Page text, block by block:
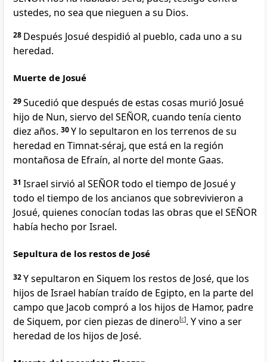
ustedes, no sea que nieguen a su Dios.
28 Después Josué despidió al pueblo, cada uno a su
heredad.
Muerte de Josué
29Sucedió que después de estas cosas murió Josué
hijo de Nun, siervo del SEÑOR, cuando tenía ciento
diez años. 30Y lo sepultaron en los terrenos de su
heredad en Timnat-séraj, que está en la región
montañosa de Efraín, al norte del monte Gaas.
31 Israel sirvió al SEÑOR todo el tiempo de Josué y
todo el tiempo de los ancianos que sobrevivieron a
Josué, quienes conocían todas las obras que el SEÑOR
había hecho por Israel.
Sepultura de los restos de José
32Y sepultaron en Siquem los restos de José, que los
hijos de Israel habían traído de Egipto, en la parte del
campo que Jacob compró a los hijos de Hamor, padre
de Siquem, por cien piezas de dinero[c]. Y vino a ser
heredad de los hijos de José.